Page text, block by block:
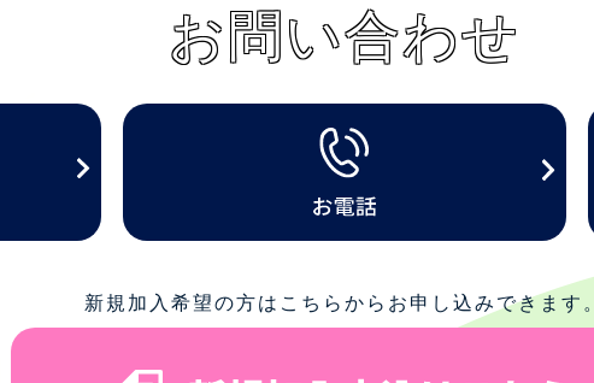
お問い合わせ
新規加入希望の方はこちらからお申し込みできます。